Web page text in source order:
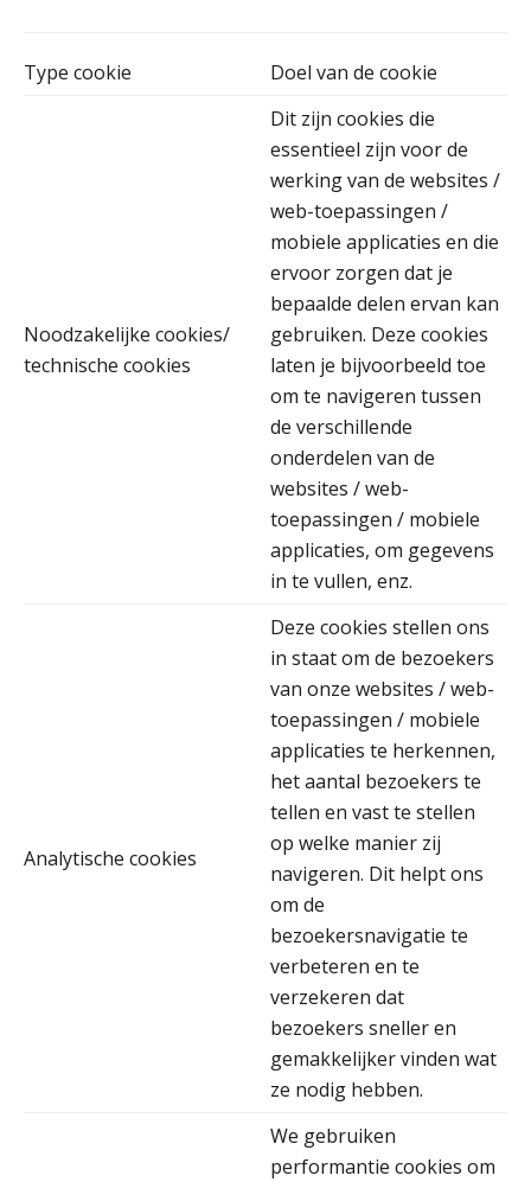
Type cookie Doel van de cookie
Noodzakelijke cookies/
technische cookies
Dit zijn cookies die
essentieel zijn voor de
werking van de websites /
web-toepassingen /
mobiele applicaties en die
ervoor zorgen dat je
bepaalde delen ervan kan
gebruiken. Deze cookies
laten je bijvoorbeeld toe
om te navigeren tussen
de verschillende
onderdelen van de
websites / web-
toepassingen / mobiele
applicaties, om gegevens
in te vullen, enz.
Analytische cookies
Deze cookies stellen ons
in staat om de bezoekers
van onze websites / web-
toepassingen / mobiele
applicaties te herkennen,
het aantal bezoekers te
tellen en vast te stellen
op welke manier zij
navigeren. Dit helpt ons
om de
bezoekersnavigatie te
verbeteren en te
verzekeren dat
bezoekers sneller en
gemakkelijker vinden wat
ze nodig hebben.
We gebruiken
performantie cookies om
Bart Koreman
Barry Willemsen
Bob van Leeuwen
Teunis van den Berg
Wilbert Nieuwenhuizen
Daan van Antwerpen